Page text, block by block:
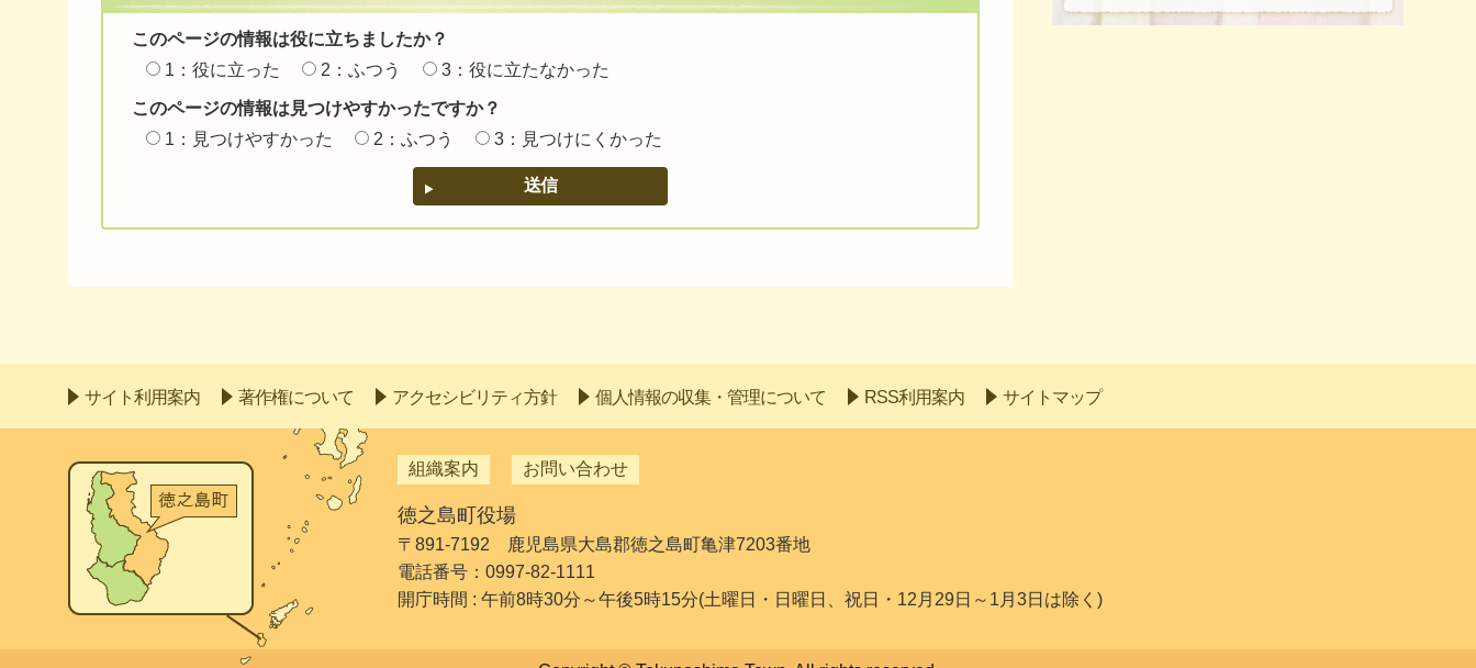
このページの情報は役に立ちましたか？
1：役に立った
2：ふつう 3：役に立たなかった
このページの情報は見つけやすかったですか？
1：見つけやすかった
2：ふつう 3：見つけにくかった
サイト利用案内 著作権について アクセシビリティ方針 個人情報の収集・管理について RSS利用案内 サイトマップ
組織案内 お問い合わせ
徳之島町役場
〒891-7192 鹿児島県大島郡徳之島町亀津7203番地
電話番号：0997-82-1111
開庁時間 : 午前8時30分～午後5時15分(土曜日・日曜日、祝日・12月29日～1月3日は除く)